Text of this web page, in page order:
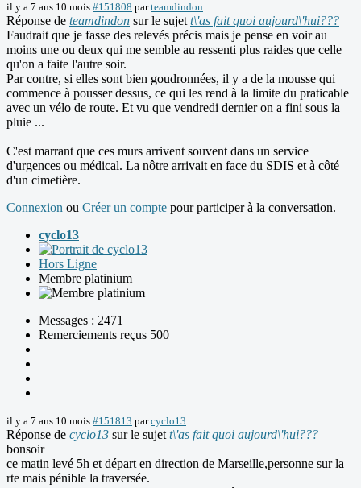
il y a 7 ans 10 mois #151808 parteamdindon
Réponse de teamdindon sur le sujet t\'as fait quoi aujourd\'hui???
Faudrait que je fasse des relevés précis mais je pense en voir au
moins une ou deux qui me semble au ressenti plus raides que celle
qu'on a faite l'autre soir.
Par contre, si elles sont bien goudronnées, il y a de la mousse qui
commence à pousser dessus, ce qui les rend à la limite du praticable
avec un vélo de route. Et vu que vendredi dernier on a fini sous la
pluie ...
C'est marrant que ces murs arrivent souvent dans un service
d'urgences ou médical. La nôtre arrivait en face du SDIS et à côté
d'un cimetière.
Connexion ou Créer un compte pour participer à la conversation.
cyclo13
Hors Ligne
Membre platinium
Messages : 2471
Remerciements reçus 500
il y a 7 ans 10 mois #151813 parcyclo13
Réponse de cyclo13 sur le sujet t\'as fait quoi aujourd\'hui???
bonsoir
ce matin levé 5h et départ en direction de Marseille,personne sur la
rte mais pénible la traversée.